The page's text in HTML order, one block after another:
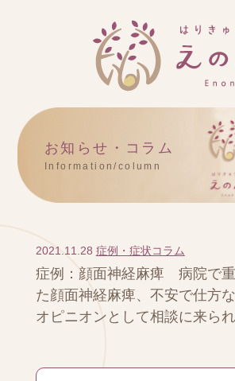
お知らせ・コラム
Information/column
2021.11.28 症例・症状コラム
症例：顔面神経麻痺 病院で
た顔面神経麻痺、不安で仕方
オピニオンとして相談に来られ